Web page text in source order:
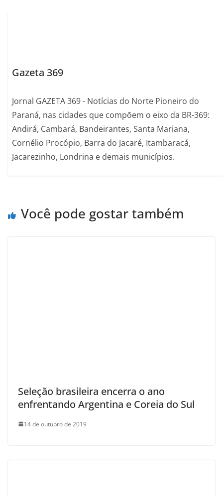
Gazeta 369
Jornal GAZETA 369 - Notícias do Norte Pioneiro do
Paraná, nas cidades que compõem o eixo da BR-369:
Andirá, Cambará, Bandeirantes, Santa Mariana,
Cornélio Procópio, Barra do Jacaré, Itambaracá,
Jacarezinho, Londrina e demais municípios.
Você pode gostar também
Seleção brasileira encerra o ano
enfrentando Argentina e Coreia do Sul
14 de outubro de 2019